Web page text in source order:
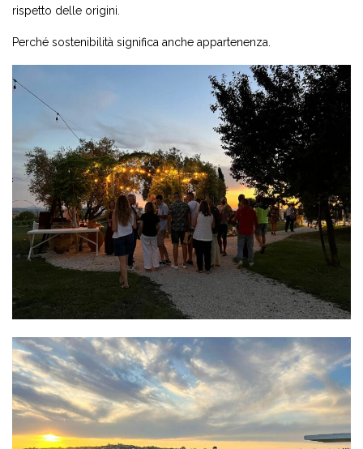
rispetto delle origini.
Perché sostenibilità significa anche appartenenza.